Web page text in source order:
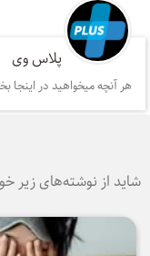
پلاس وی
هر آنچه میخواهید در اینجا
شاید از نوشته‌های زیر